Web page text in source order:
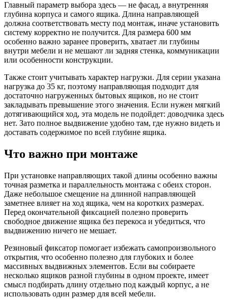
Главный параметр выбора здесь — не фасад, а внутренняя
глубина корпуса и самого ящика. Длина направляющей
должна соответствовать месту под монтаж, иначе установить
систему корректно не получится. Для размера 600 мм
особенно важно заранее проверить, хватает ли глубины
внутри мебели и не мешают ли задняя стенка, коммуникации
или особенности конструкции.
Также стоит учитывать характер нагрузки. Для серии указана
нагрузка до 35 кг, поэтому направляющая подходит для
достаточно нагруженных бытовых ящиков, но не стоит
закладывать превышение этого значения. Если нужен мягкий
дотягивающийся ход, эта модель не подойдет: доводчика здесь
нет. Зато полное выдвижение удобно там, где нужно видеть и
доставать содержимое по всей глубине ящика.
Что важно при монтаже
При установке направляющих такой длины особенно важны
точная разметка и параллельность монтажа с обеих сторон.
Даже небольшое смещение на длинной направляющей
заметнее влияет на ход ящика, чем на коротких размерах.
Перед окончательной фиксацией полезно проверить
свободное движение ящика без перекоса и убедиться, что
выдвижению ничего не мешает.
Резиновый фиксатор помогает избежать самопроизвольного
открытия, что особенно полезно для глубоких и более
массивных выдвижных элементов. Если вы собираете
несколько ящиков разной глубины в одном проекте, имеет
смысл подбирать длину отдельно под каждый корпус, а не
использовать один размер для всей мебели.